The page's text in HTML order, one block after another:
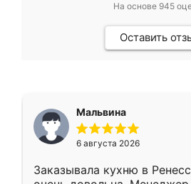
На основе 945
Оставить
Мальвина
6 августа 2026
Заказывала кухню в